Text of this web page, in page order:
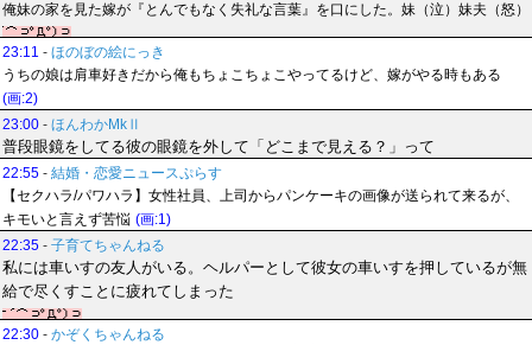
俺妹の家を見た嫁が『とんでもなく失礼な言葉』を口にした。妹（泣）妹夫（怒）
23:11 - ほのぼの絵にっき
うちの娘は肩車好きだから俺もちょこちょこやってるけど、嫁がやる時もある
(画:2)
23:00 - ほんわかMkⅡ
普段眼鏡をしてる彼の眼鏡を外して「どこまで見える？」って
22:55 - 結婚・恋愛ニュースぷらす
【セクハラ/パワハラ】女性社員、上司からパンケーキの画像が送られて来るが、
キモいと言えず苦悩 (画:1)
22:35 - 子育てちゃんねる
私には車いすの友人がいる。ヘルパーとして彼女の車いすを押しているが無
給で尽くすことに疲れてしまった
22:30 - かぞくちゃんねる